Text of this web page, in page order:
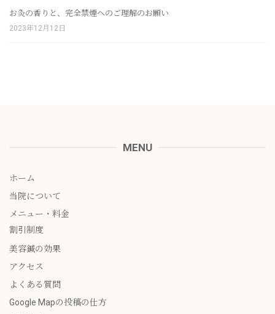
お灸の香りと、完全禁煙へのご理解のお願い
2023年12月12日
MENU
ホーム
当院について
メニュー・料金
割引制度
美容鍼の効果
アクセス
よくある質問
Google Mapの投稿の仕方